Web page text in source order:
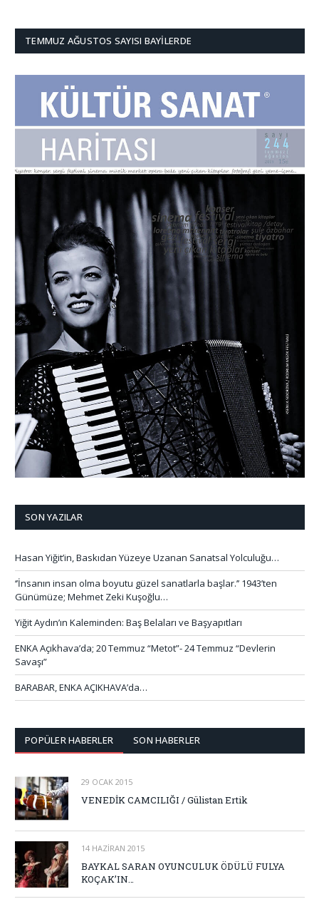
TEMMUZ AĞUSTOS SAYISI BAYILERDE
SON YAZILAR
Hasan Yiğit’in, Baskıdan Yüzeye Uzanan Sanatsal Yolculuğu…
‘’İnsanın insan olma boyutu güzel sanatlarla başlar.’’ 1943’ten
Günümüze; Mehmet Zeki Kuşoğlu…
Yiğit Aydın’ın Kaleminden: Baş Belaları ve Başyapıtları
ENKA Açıkhava’da; 20 Temmuz “Metot”- 24 Temmuz “Devlerin
Savaşı”
BARABAR, ENKA AÇIKHAVA’da…
POPÜLER HABERLER SON HABERLER
29 OCAK 2015
VENEDİK CAMCILIĞI / Gülistan Ertik
14 HAZIRAN 2015
BAYKAL SARAN OYUNCULUK ÖDÜLÜ FULYA
KOÇAK’IN…